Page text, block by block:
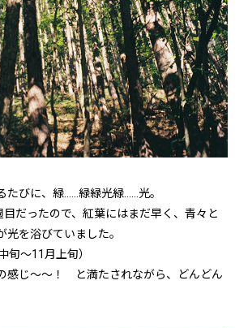
たびに、緑……緑緑光緑……光。
だったので、紅葉にはまだ早く、青々と
光を浴びていました。
旬～11月上旬）
感じ～～！ と満たされながら、どんどん